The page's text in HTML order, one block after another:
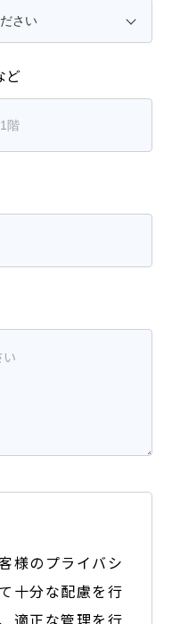
ど
様のプライバシ
十分な配慮を行
適正な管理を行